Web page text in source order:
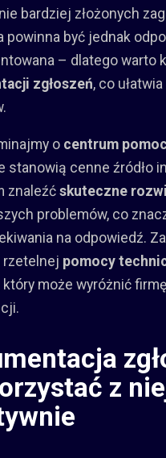
bardziej złożonych
powinna być jednak
– dlatego warto
zgłoszeń, co
o centrum
stanowią cenne źródło
znaleźć skuteczne
problemów, co
na odpowiedź.
rzetelnej pomocy
który może wyróżnić
z